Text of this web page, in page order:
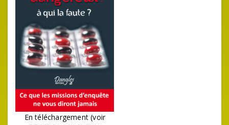
En téléchargement (voir